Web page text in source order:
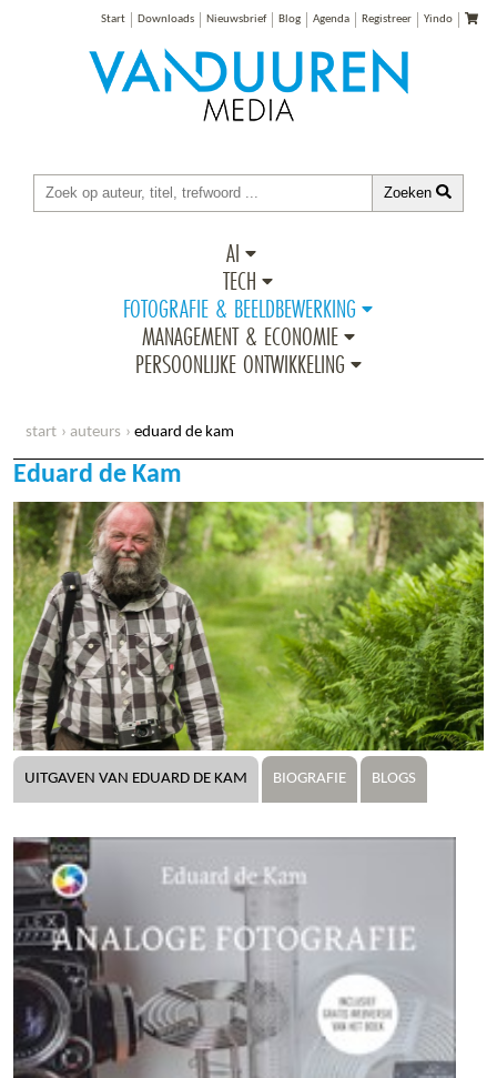
Start Downloads Nieuwsbrief Blog Agenda Registreer Yindo
Zoeken
AI
TECH
FOTOGRAFIE & BEELDBEWERKING
MANAGEMENT & ECONOMIE
PERSOONLIJKE ONTWIKKELING
start auteurs eduard de kam
Eduard de Kam
UITGAVEN VAN EDUARD DE KAM BIOGRAFIE BLOGS